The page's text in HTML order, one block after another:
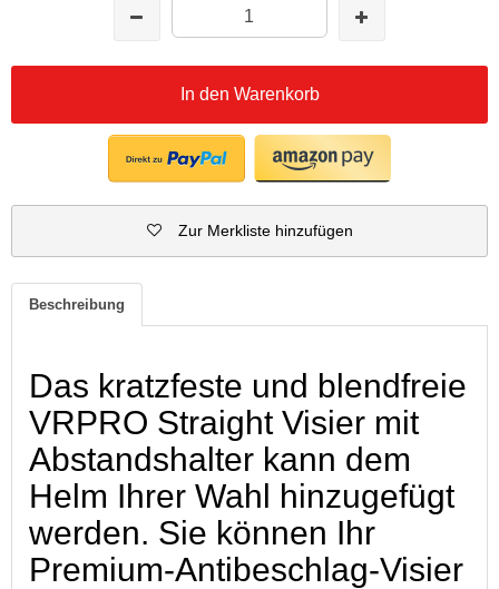
In den Warenkorb
Zur Merkliste hinzufügen
Beschreibung
Das kratzfeste und blendfreie
VRPRO Straight Visier mit
Abstandshalter kann dem
Helm Ihrer Wahl hinzugefügt
werden. Sie können Ihr
Premium-Antibeschlag-Visier